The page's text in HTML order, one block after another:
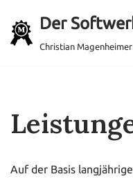
Zum
Der
Christian Magenheimer
Auf der Basis